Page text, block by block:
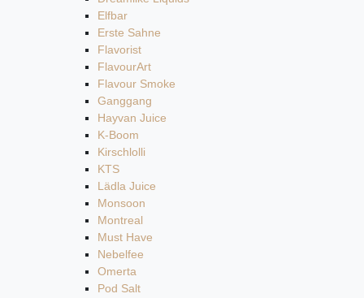
Elfbar
Erste Sahne
Flavorist
FlavourArt
Flavour Smoke
Ganggang
Hayvan Juice
K-Boom
Kirschlolli
KTS
Lädla Juice
Monsoon
Montreal
Must Have
Nebelfee
Omerta
Pod Salt